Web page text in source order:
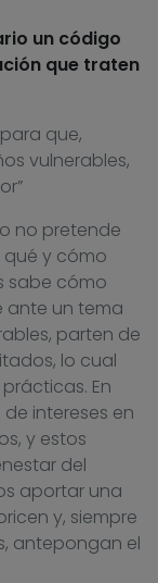
un código
que traten
que,
vulnerables,
no pretende
qué y cómo
sabe cómo
ante un tema
parten de
lo cual
En
intereses en
y estos
del
aportar una
y, siempre
antepongan el